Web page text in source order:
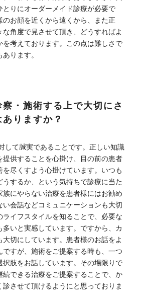
とりにオーダーメイド診療が必要で
のお顔を近くから遠くから、また正
角度で見させて頂き、どうすればよ
を考えております。この点は難しさで
ります。
・施術する上で大切にさ
りますか？
して誠実であることです。正しい知識
提供することを心掛け、目の前の患者
尽くすよう心掛けています。いつも
うするか、という気持ちで診療に当た
族にやらない治療を患者様にはお勧め
い会話などコミュニケーションも大切
ライフスタイルを知ることで、必要な
いと実感しています。ですから、カ
切にしています。患者様のお話をよ
ですが、施術をご提案する時も、一つ
択肢をお話しています。その場限りで
続できる治療をご提案することで、か
させて頂けるようにと思っておりま